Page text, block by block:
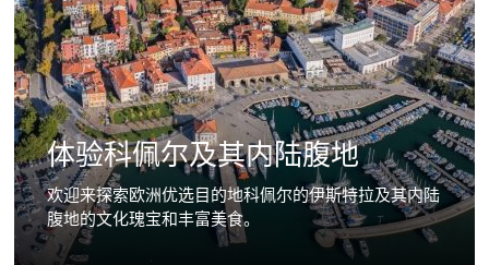
体验科佩尔及其内陆腹地
欢迎来探索欧洲优选目的地科佩尔的伊斯特拉及其内陆
腹地的文化瑰宝和丰富美食。